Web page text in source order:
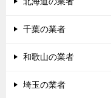
千葉の業者
和歌山の業者
埼玉の業者